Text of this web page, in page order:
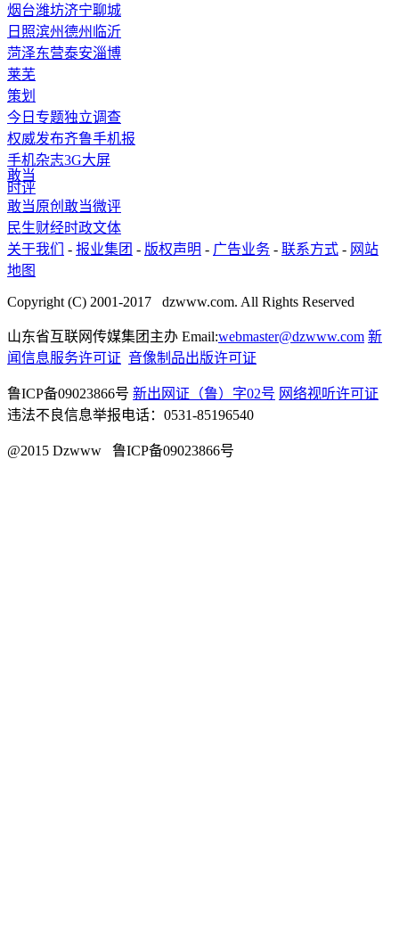
烟台潍坊济宁聊城
日照滨州德州 临沂
菏泽东营泰安淄博
莱芜
策划
今日专题独立调查
权威发布齐鲁手机报
手机杂志3G大屏
敢当
时评
敢当原创 敢当微评
民生财经时政文体
关于我们
- 报业集团 - 版权声明 - 广告业务 - 联系方式 - 网站
地图
Copyright (C) 2001-2017 dzwww.com. All Rights Reserved
山东省互联网传媒集团主办 Email:webmaster@dzwww.com 新
闻信息服务许可证 音像制品出版许可证
鲁ICP备09023866号 新出网证（鲁）字02号 网络视听许可证
违法不良信息举报电话：0531-85196540
@2015 Dzwww 鲁ICP备09023866号